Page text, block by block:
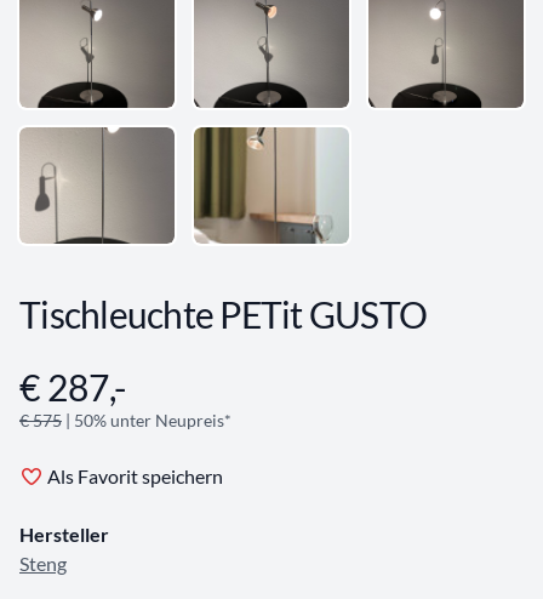
Tischleuchte PETit GUSTO
Angebotsinformationen
€ 287,-
€ 575 | 50% unter Neupreis*
Als Favorit speichern
Hersteller
Steng